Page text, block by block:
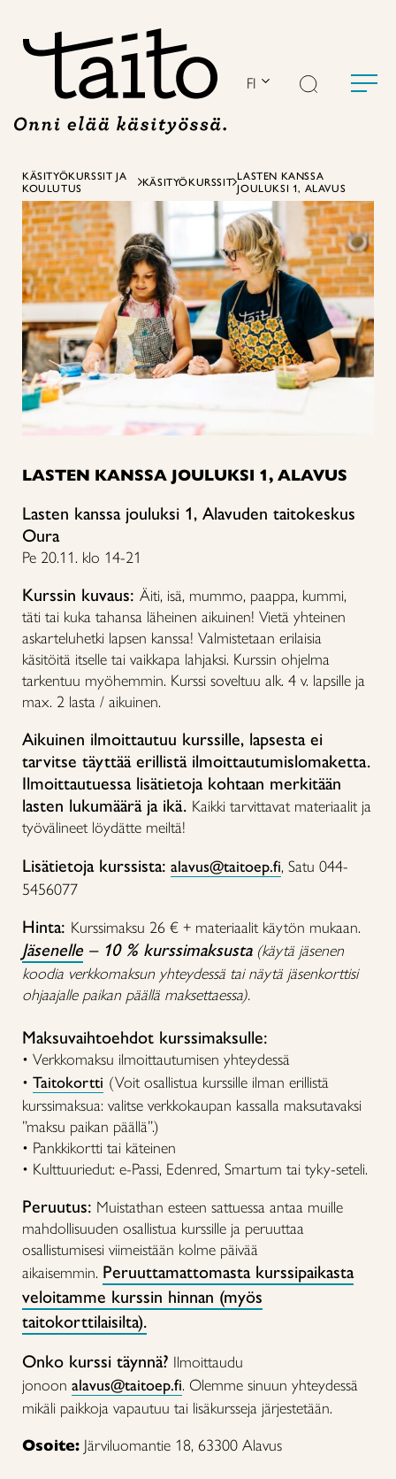
FI
KÄSITYÖKURSSIT JA
KOULUTUS
KÄSITYÖKURSSIT LASTEN KANSSA
JOULUKSI 1, ALAVUS
LASTEN KANSSA JOULUKSI 1, ALAVUS
Lasten kanssa jouluksi 1, Alavuden taitokeskus
Oura
Pe 20.11. klo 14-21
Kurssin kuvaus: Äiti, isä, mummo, paappa, kummi,
täti tai kuka tahansa läheinen aikuinen! Vietä yhteinen
askarteluhetki lapsen kanssa! Valmistetaan erilaisia
käsitöitä itselle tai vaikkapa lahjaksi. Kurssin ohjelma
tarkentuu myöhemmin. Kurssi soveltuu alk. 4 v. lapsille ja
max. 2 lasta / aikuinen.
Aikuinen ilmoittautuu kurssille, lapsesta ei
tarvitse täyttää erillistä ilmoittautumislomaketta.
Ilmoittautuessa lisätietoja kohtaan merkitään
lasten lukumäärä ja ikä. Kaikki tarvittavat materiaalit ja
työvälineet löydätte meiltä!
Lisätietoja kurssista: alavus@taitoep.fi, Satu 044-
5456077
Hinta: Kurssimaksu 26 € + materiaalit käytön mukaan.
Jäsenelle– 10 % kurssimaksusta (käytä jäsenen
koodia verkkomaksun yhteydessä tai näytä jäsenkorttisi
ohjaajalle paikan päällä maksettaessa).
Maksuvaihtoehdot kurssimaksulle:
• Verkkomaksu ilmoittautumisen yhteydessä
• Taitokortti (Voit osallistua kurssille ilman erillistä
kurssimaksua: valitse verkkokaupan kassalla maksutavaksi
”maksu paikan päällä”.)
• Pankkikortti tai käteinen
• Kulttuuriedut: e-Passi, Edenred, Smartum tai tyky-seteli.
Peruutus: Muistathan esteen sattuessa antaa muille
mahdollisuuden osallistua kurssille ja peruuttaa
osallistumisesi viimeistään kolme päivää
aikaisemmin. Peruuttamattomasta kurssipaikasta
veloitamme kurssin hinnan (myös
taitokorttilaisilta).
Onko kurssi täynnä? Ilmoittaudu
jonoon alavus@taitoep.fi. Olemme sinuun yhteydessä
mikäli paikkoja vapautuu tai lisäkursseja järjestetään.
Osoite: Järviluomantie 18, 63300 Alavus